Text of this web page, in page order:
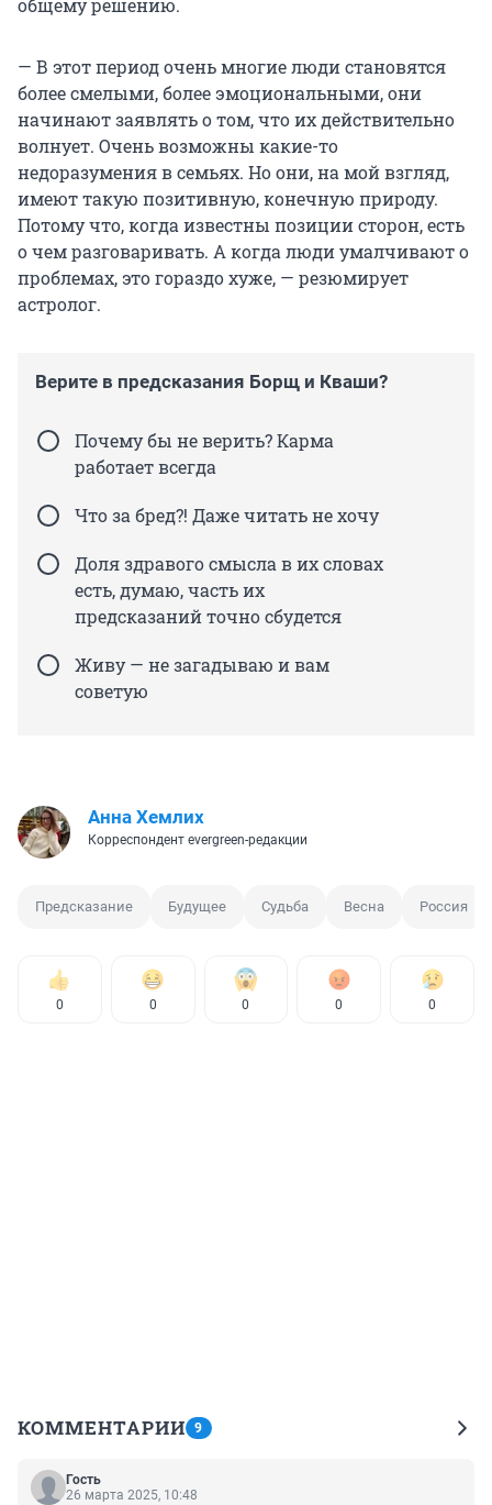
общему решению.
— В этот период очень многие люди становятся
более смелыми, более эмоциональными, они
начинают заявлять о том, что их действительно
волнует. Очень возможны какие-то
недоразумения в семьях. Но они, на мой взгляд,
имеют такую позитивную, конечную природу.
Потому что, когда известны позиции сторон, есть
о чем разговаривать. А когда люди умалчивают о
проблемах, это гораздо хуже, — резюмирует
астролог.
Верите в предсказания Борщ и Кваши?
Почему бы не верить? Карма
работает всегда
Что за бред?! Даже читать не хочу
Доля здравого смысла в их словах
есть, думаю, часть их
предсказаний точно сбудется
Живу — не загадываю и вам
советую
Анна Хемлих
Корреспондент evergreen-редакции
Предсказание Будущее Судьба Весна Россия
0 0 0 0 0
КОММЕНТАРИИ 9
Гость
26 марта 2025, 10:48